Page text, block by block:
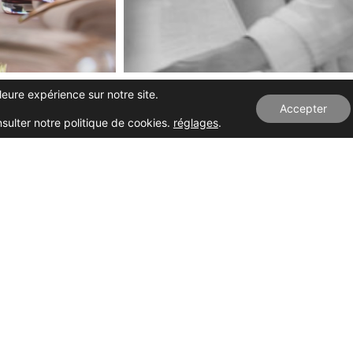
expérience sur notre site.
notre politique de cookies. réglages.
Accepter